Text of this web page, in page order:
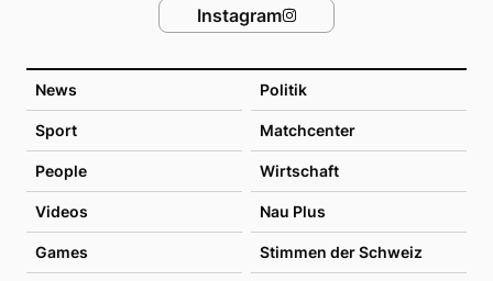
News Politik
Sport Matchcenter
People Wirtschaft
Videos Nau Plus
Games Stimmen der Schweiz
Instagram